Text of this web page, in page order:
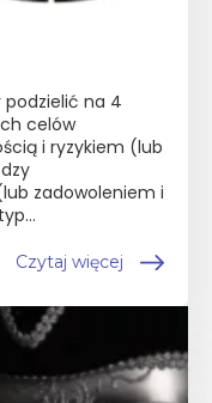
na 4
celów
i ryzykiem (lub
zadowoleniem i
Czytaj więcej